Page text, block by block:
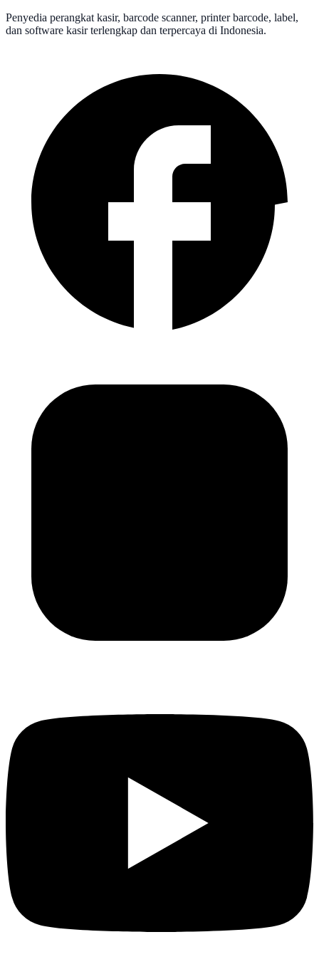
Penyedia perangkat kasir, barcode scanner, printer barcode, label,
dan software kasir terlengkap dan terpercaya di Indonesia.